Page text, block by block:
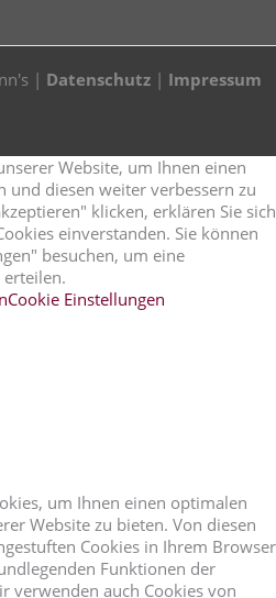
| Datenschutz | Impressum
Website, um Ihnen einen
und diesen weiter verbessern zu
klicken, erklären Sie sich
einverstanden. Sie können
besuchen, um eine
Cookie Einstellungen
um Ihnen einen optimalen
Website zu bieten. Von diesen
Cookies in Ihrem Browser
Funktionen der
verwenden auch Cookies von